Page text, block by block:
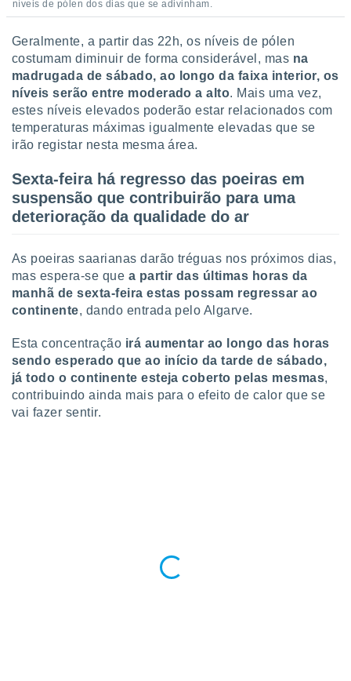
utilizar
criar
da
dos
ou
de dados
fontes,
e melhorar
níveis de pólen dos dias que se adivinham.
Geralmente, a partir das 22h, os níveis de pólen
costumam diminuir de forma considerável, mas na
madrugada de sábado, ao longo da faixa interior, os
níveis serão entre moderado a alto. Mais uma vez,
estes níveis elevados poderão estar relacionados com
temperaturas máximas igualmente elevadas que se
irão registar nesta mesma área.
Sexta-feira há regresso das poeiras em
suspensão que contribuirão para uma
deterioração da qualidade do ar
As poeiras saarianas darão tréguas nos próximos dias,
mas espera-se que a partir das últimas horas da
manhã de sexta-feira estas possam regressar ao
continente, dando entrada pelo Algarve.
Esta concentração irá aumentar ao longo das horas
sendo esperado que ao início da tarde de sábado,
já todo o continente esteja coberto pelas mesmas,
contribuindo ainda mais para o efeito de calor que se
vai fazer sentir.